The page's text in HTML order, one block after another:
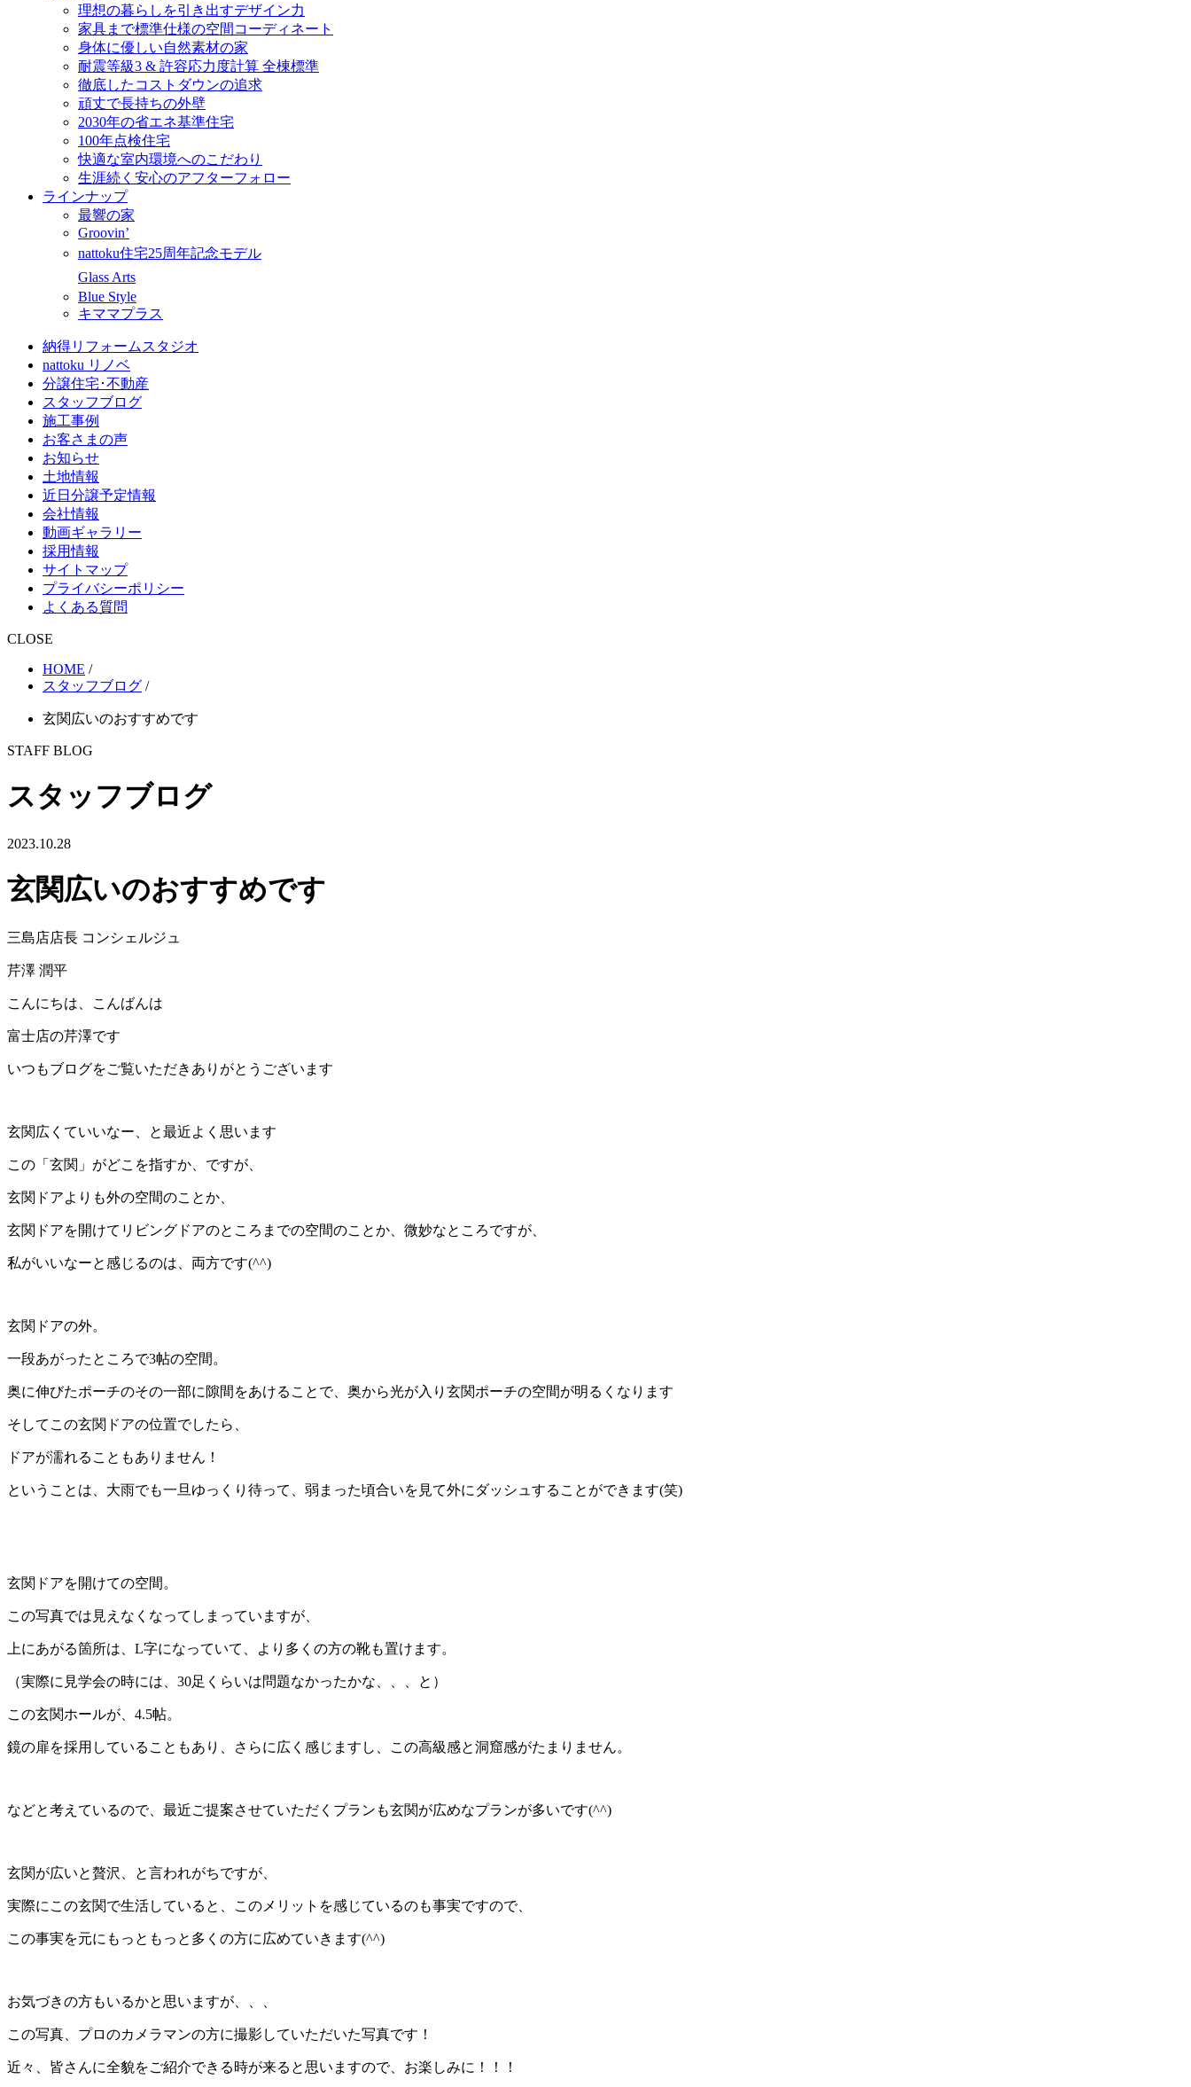
理想の暮らしを引き出すデザイン力
家具まで標準仕様の空間コーディネート
身体に優しい自然素材の家
耐震等級3 & 許容応力度計算 全棟標準
徹底したコストダウンの追求
頑丈で長持ちの外壁
2030年の省エネ基準住宅
100年点検住宅
快適な室内環境へのこだわり
生涯続く安心のアフターフォロー
ラインナップ
最響の家
Groovin’
nattoku住宅25周年記念モデル
Glass Arts
Blue Style
キママプラス
納得リフォームスタジオ
nattoku リノベ
分譲住宅･不動産
スタッフブログ
施工事例
お客さまの声
お知らせ
土地情報
近日分譲予定情報
会社情報
動画ギャラリー
採用情報
サイトマップ
プライバシーポリシー
よくある質問
CLOSE
HOME /
スタッフブログ /
玄関広いのおすすめです
STAFF BLOG
スタッフブログ
2023.10.28
玄関広いのおすすめです
三島店店長 コンシェルジュ
芹澤 潤平
こんにちは、こんばんは
富士店の芹澤です
いつもブログをご覧いただきありがとうございます
玄関広くていいなー、と最近よく思います
この「玄関」がどこを指すか、ですが、
玄関ドアよりも外の空間のことか、
玄関ドアを開けてリビングドアのところまでの空間のことか、微妙なところですが、
私がいいなーと感じるのは、両方です(^^)
玄関ドアの外。
一段あがったところで3帖の空間。
奥に伸びたポーチのその一部に隙間をあけることで、奥から光が入り玄関ポーチの空間が明るくなります
そしてこの玄関ドアの位置でしたら、
ドアが濡れることもありません！
ということは、大雨でも一旦ゆっくり待って、弱まった頃合いを見て外にダッシュすることができます(笑)
玄関ドアを開けての空間。
この写真では見えなくなってしまっていますが、
上にあがる箇所は、L字になっていて、より多くの方の靴も置けます。
（実際に見学会の時には、30足くらいは問題なかったかな、、、と）
この玄関ホールが、4.5帖。
鏡の扉を採用していることもあり、さらに広く感じますし、この高級感と洞窟感がたまりません。
などと考えているので、最近ご提案させていただくプランも玄関が広めなプランが多いです(^^)
玄関が広いと贅沢、と言われがちですが、
実際にこの玄関で生活していると、このメリットを感じているのも事実ですので、
この事実を元にもっともっと多くの方に広めていきます(^^)
お気づきの方もいるかと思いますが、、、
この写真、プロのカメラマンの方に撮影していただいた写真です！
近々、皆さんに全貌をご紹介できる時が来ると思いますので、お楽しみに！！！